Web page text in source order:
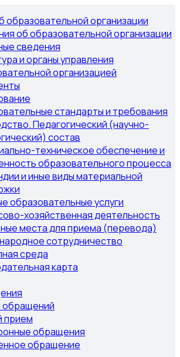
образовательной организации
об образовательной организации
сведения
и органы управления
организацией
стандарты и требования
Педагогический (научно-
состав
техническое обеспечение и
образовательного процесса
и иные виды материальной
образовательные услуги
хозяйственная деятельность
места для приема (перевода)
сотрудничество
среда
карта
прием
обращения
обращение